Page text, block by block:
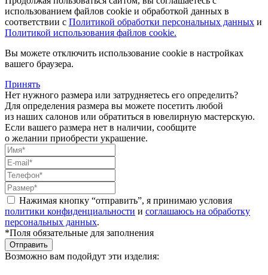
использованием файлов cookie и обработкой данных в
соответствии с Политикой обработки персональных данных и
Политикой использования файлов cookie.
Вы можете отключить использование cookie в настройках
вашего браузера.
Принять
Нет нужного размера или затрудняетесь его определить?
Для определения размера вы можете посетить любой
из наших салонов или обратиться в ювелирную мастерскую.
Если вашего размера нет в наличии, сообщите
о желании приобрести украшение.
Нажимая кнопку “отправить”, я принимаю условия
политики конфиденциальности и соглашаюсь на обработку
персональных данных.
*Поля обязательные для заполнения
Отправить
Возможно вам подойдут эти изделия: